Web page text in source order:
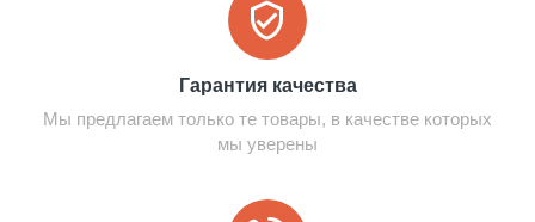
Гарантия качества
Мы предлагаем только те товары, в качестве которых
мы уверены